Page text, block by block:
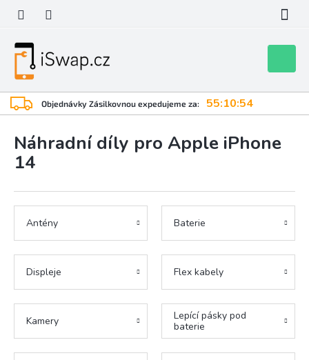
obsah
Objednávky Zásilkovnou expedujeme za: 55:10:53
košík
Náhradní díly pro Apple iPhone
14
Antény Baterie
Displeje Flex kabely
Kamery
Lepící pásky pod
baterie